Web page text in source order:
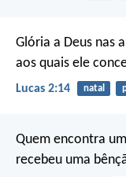
Glória a Deus nas
aos quais ele
Lucas 2:14 natal
Quem encontra
recebeu uma